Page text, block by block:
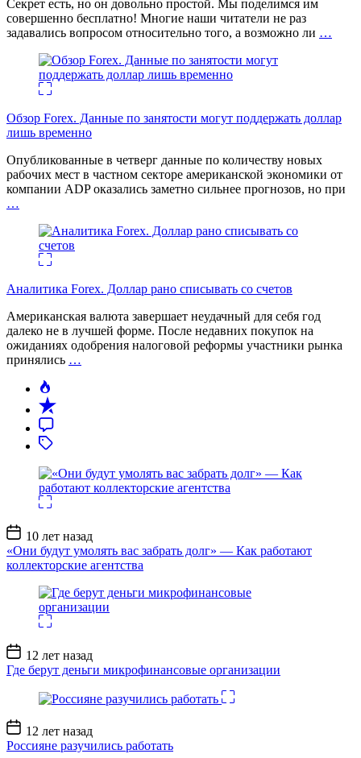
Секрет есть, но он довольно простой. Мы поделимся им
совершенно бесплатно! Многие наши читатели не раз
задавались вопросом относительно того, а возможно ли …
Обзор Forex. Данные по занятости могут поддержать доллар
лишь временно
Опубликованные в четверг данные по количеству новых
рабочих мест в частном секторе американской экономики от
компании ADP оказались заметно сильнее прогнозов, но при
…
Аналитика Forex. Доллар рано списывать со счетов
Американская валюта завершает неудачный для себя год
далеко не в лучшей форме. После недавних покупок на
ожиданиях одобрения налоговой реформы участники рынка
принялись …
Дата
записи
10 лет назад
«Они будут умолять вас забрать долг» — Как работают
коллекторские агентства
Дата
записи
12 лет назад
Где берут деньги микрофинансовые организации
Дата
записи
12 лет назад
Россияне разучились работать